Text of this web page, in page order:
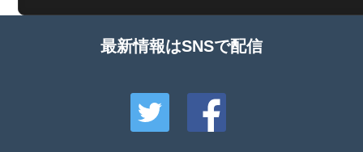
最新情報はSNSで配信